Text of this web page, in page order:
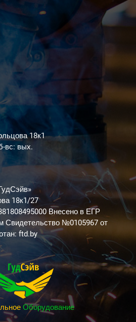
18к1
вс: вых.
18к1/27
Внесено в ЕГР
Свидетельство №0105967 от
ftd.by
Оборудование